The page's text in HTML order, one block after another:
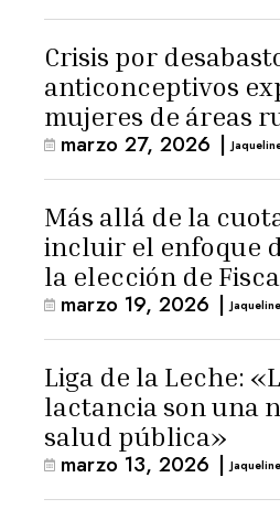
Crisis por
anticonceptivos
mujeres de áreas
marzo 27, 2026 |
Más allá de la
incluir el enfoque
la elección de
marzo 19, 2026 |
Liga de la Leche:
lactancia son una
salud pública»
marzo 13, 2026 |